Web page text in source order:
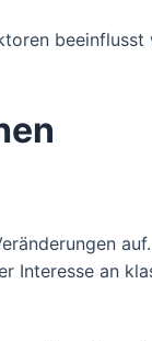
Interesse an